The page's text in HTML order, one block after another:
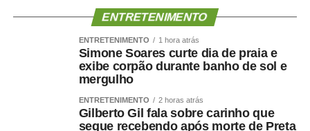
ENTRETENIMENTO
ENTRETENIMENTO 1 hora atrás
Simone Soares curte dia de praia e
exibe corpão durante banho de sol e
mergulho
ENTRETENIMENTO 2 horas atrás
Gilberto Gil fala sobre carinho que
segue recebendo após morte de Preta